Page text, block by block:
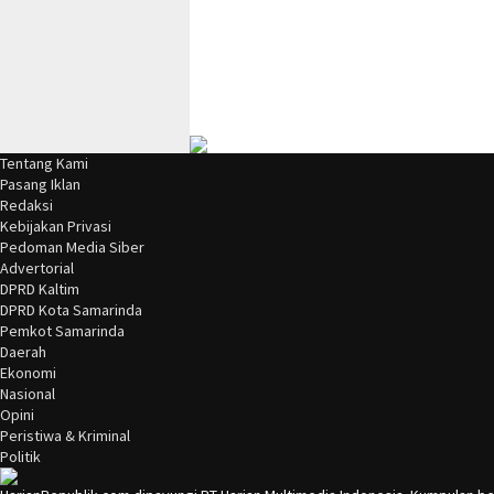
Tentang Kami
Pasang Iklan
Redaksi
Kebijakan Privasi
Pedoman Media Siber
Advertorial
DPRD Kaltim
DPRD Kota Samarinda
Pemkot Samarinda
Daerah
Ekonomi
Nasional
Opini
Peristiwa & Kriminal
Politik